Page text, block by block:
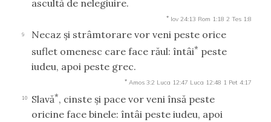
ascultă de nelegiuire.
* Iov 24:13 Rom 1:18 2 Tes 1:8
9
Necaz şi strâmtorare vor veni peste orice
suflet omenesc care face răul: întâi* peste
iudeu, apoi peste grec.
* Amos 3:2 Luca 12:47 Luca 12:48 1 Pet 4:17
10 Slavă*, cinste şi pace vor veni însă peste
oricine face binele: întâi peste iudeu, apoi